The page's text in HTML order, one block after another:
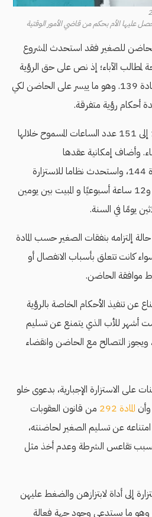
عليها الأم بحكم من قاضي الأمور الوقتية
للصغير فقد استحدث المشروع
الآباء؛ إذ نص على حق الرؤية
للآباء والجدود مجتمعين في المادة 139. وهو ما ييسر على الحاضن لكي
أحكام رؤية متفرقة.
ومد المشروع في المواد من 148 إلى 151 عدد الساعات المسموح خلالها
وأضاف إمكانية عقدها
بالطرق الالكترونية حسب المادة 144، واستحدث نظاما للاستزارة
والمبيت. تكون الاستزارة بين 8 و12 ساعة أسبوعيًا و المبيت بين يومين
يومًا في السنة.
إلتزامه بنفقات الصغير حسب المادة
كانت تتعلق بأسباب الانفصال أو
موافقة الحاضن.
عن تنفيذ الأحكام الخاصة بالرؤية
أشهر للأب الذي يتمنع عن تسليم
ويجوز التصالح مع الحاضن وانقضاء
على الاستزارة الإجبارية، بدعوى خلو
المادة 292
من قانون العقوبات
عن تسليم الصغير لحاضنته،
بسبب تقاعس الشرطة وعدم أخذ مثل
إلى أداة لابتزازهن والضغط عليهن
وهو ما يستدعي وجود جهة فعالة